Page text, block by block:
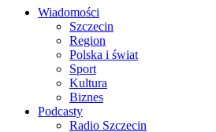
Wiadomości
Szczecin
Region
Polska i świat
Sport
Kultura
Biznes
Podcasty
Radio Szczecin